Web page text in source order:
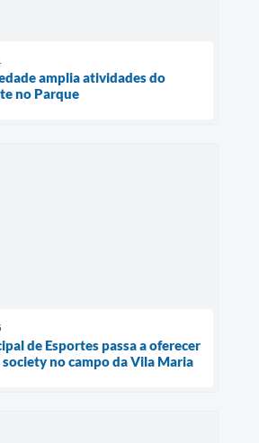
amplia atividades do
no Parque
de Esportes passa a oferecer
no campo da Vila Maria